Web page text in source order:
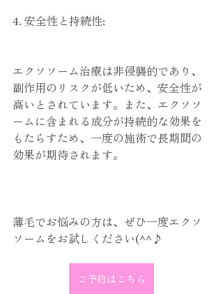
4. 安全性と持続性:
エクソソーム治療は非侵襲的であり、
副作用のリスクが低いため、安全性が
高いとされています。また、エクソソ
ームに含まれる成分が持続的な効果を
もたらすため、一度の施術で長期間の
効果が期待されます。
薄毛でお悩みの方は、ぜひ一度エクソ
ソームをお試しください(^^♪
ご予約はこちら